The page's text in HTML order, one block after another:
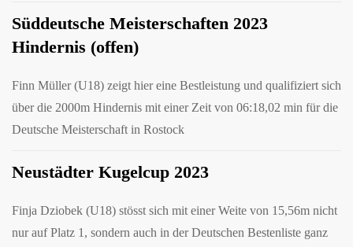
Süddeutsche Meisterschaften 2023
Hindernis (offen)
Finn Müller (U18) zeigt hier eine Bestleistung und qualifiziert sich
über die 2000m Hindernis mit einer Zeit von 06:18,02 min für die
Deutsche Meisterschaft in Rostock
Neustädter Kugelcup 2023
Finja Dziobek (U18) stösst sich mit einer Weite von 15,56m nicht
nur auf Platz 1, sondern auch in der Deutschen Bestenliste ganz